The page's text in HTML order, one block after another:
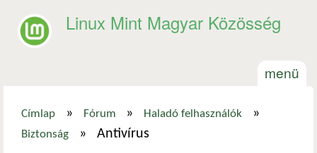
Linux Mint Magyar Közösség
menü
Jelenlegi hely
Címlap » Fórum » Haladó felhasználók »
Biztonság » Antivírus